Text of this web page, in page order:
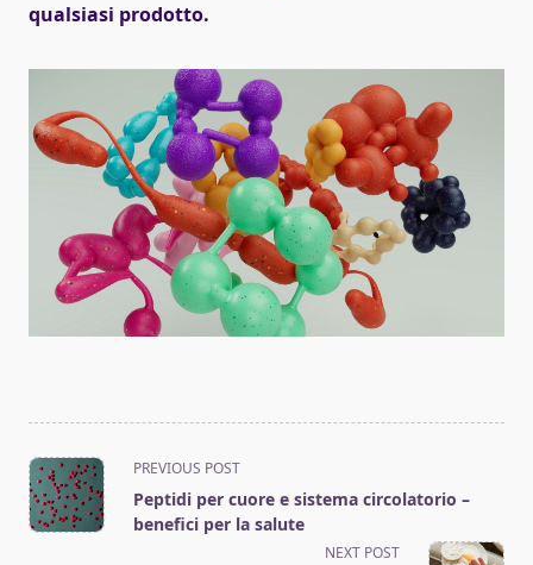
qualsiasi prodotto.
<span
class="nav-
subtitle
PREVIOUS POST
Peptidi per cuore e sistema circolatorio –
benefici per la salute
NEXT POST